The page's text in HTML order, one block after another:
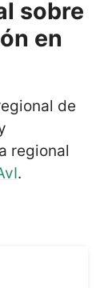
sobre
en
de
regional
.